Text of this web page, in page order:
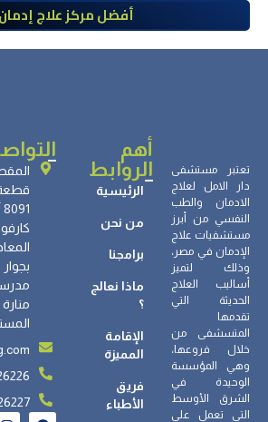
أفضل مركز علاج
علاج معتمدة
تعتبر مستشفى
دار الامل لعلاج
الادمان والطب
النفسي من أبرز
مستشفيات علاج
الإدمان في مصر،
وذلك لتميز
أساليب العلاج
الحديثة التي
تقدمها
المتسشفى من
خلال فروعها،
وهي المؤسسة
الوحيدة في
الشرق الأوسط
التي تعمل على
أهم
الروابط
الرئيسية
من نحن
برامجنا
ماذا نعالج
؟
الإقامة
المميزة
فريق
الأطباء
بجوار
منارة